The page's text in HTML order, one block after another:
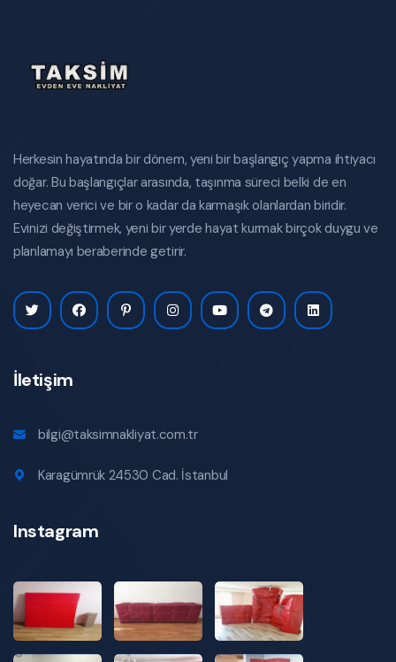
Herkesin hayatında bir dönem, yeni bir başlangıç yapma ihtiyacı
doğar. Bu başlangıçlar arasında, taşınma süreci belki de en
heyecan verici ve bir o kadar da karmaşık olanlardan biridir.
Evinizi değiştirmek, yeni bir yerde hayat kurmak birçok duygu ve
planlamayı beraberinde getirir.
İletişim
bilgi@taksimnakliyat.com.tr
Karagümrük 24530 Cad. İstanbul
Instagram